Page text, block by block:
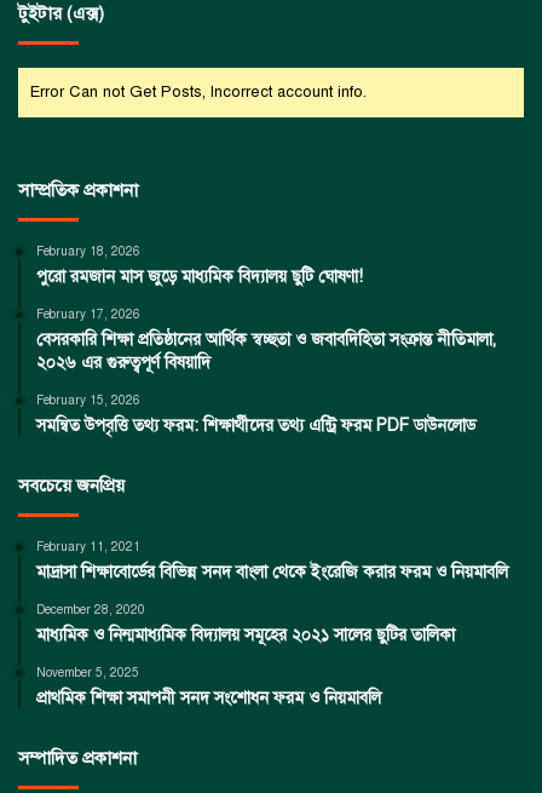
টুইটার (এক্স)
Error Can not Get Posts, Incorrect account info.
সাম্প্রতিক প্রকাশনা
February 18, 2026
পুরো রমজান মাস জুড়ে মাধ্যমিক বিদ্যালয় ছুটি ঘোষণা!
February 17, 2026
বেসরকারি শিক্ষা প্রতিষ্ঠানের আর্থিক স্বচ্ছতা ও জবাবদিহিতা সংক্রান্ত নীতিমালা,
২০২৬ এর গুরুত্বপূর্ণ বিষয়াদি
February 15, 2026
সমন্বিত উপবৃত্তি তথ্য ফরম: শিক্ষার্থীদের তথ্য এন্ট্রি ফরম PDF ডাউনলোড
সবচেয়ে জনপ্রিয়
February 11, 2021
মাদ্রাসা শিক্ষাবোর্ডের বিভিন্ন সনদ বাংলা থেকে ইংরেজি করার ফরম ও নিয়মাবলি
December 28, 2020
মাধ্যমিক ও নিন্মমাধ্যমিক বিদ্যালয় সমূহের ২০২১ সালের ছুটির তালিকা
November 5, 2025
প্রাথমিক শিক্ষা সমাপনী সনদ সংশোধন ফরম ও নিয়মাবলি
সম্পাদিত প্রকাশনা